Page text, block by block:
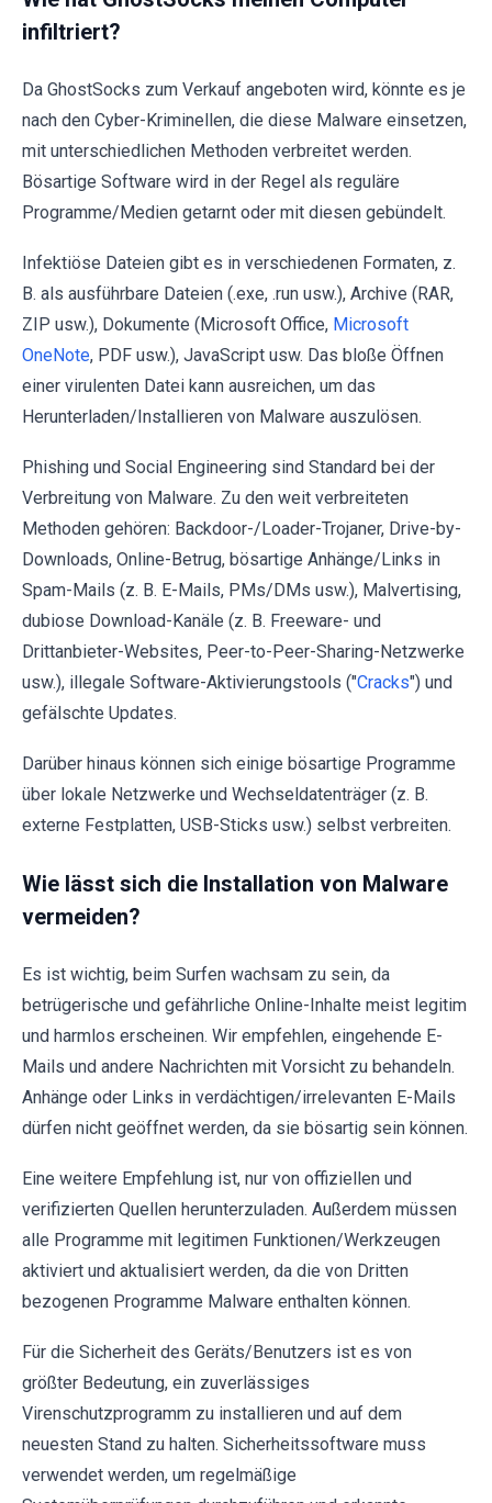
infiltriert?
Da GhostSocks zum Verkauf angeboten wird, könnte es je
nach den Cyber-Kriminellen, die diese Malware einsetzen,
mit unterschiedlichen Methoden verbreitet werden.
Bösartige Software wird in der Regel als reguläre
Programme/Medien getarnt oder mit diesen gebündelt.
Infektiöse Dateien gibt es in verschiedenen Formaten, z.
B. als ausführbare Dateien (.exe, .run usw.), Archive (RAR,
ZIP usw.), Dokumente (Microsoft Office, Microsoft
OneNote, PDF usw.), JavaScript usw. Das bloße Öffnen
einer virulenten Datei kann ausreichen, um das
Herunterladen/Installieren von Malware auszulösen.
Phishing und Social Engineering sind Standard bei der
Verbreitung von Malware. Zu den weit verbreiteten
Methoden gehören: Backdoor-/Loader-Trojaner, Drive-by-
Downloads, Online-Betrug, bösartige Anhänge/Links in
Spam-Mails (z. B. E-Mails, PMs/DMs usw.), Malvertising,
dubiose Download-Kanäle (z. B. Freeware- und
Drittanbieter-Websites, Peer-to-Peer-Sharing-Netzwerke
usw.), illegale Software-Aktivierungstools ("Cracks") und
gefälschte Updates.
Darüber hinaus können sich einige bösartige Programme
über lokale Netzwerke und Wechseldatenträger (z. B.
externe Festplatten, USB-Sticks usw.) selbst verbreiten.
Wie lässt sich die Installation von Malware
vermeiden?
Es ist wichtig, beim Surfen wachsam zu sein, da
betrügerische und gefährliche Online-Inhalte meist legitim
und harmlos erscheinen. Wir empfehlen, eingehende E-
Mails und andere Nachrichten mit Vorsicht zu behandeln.
Anhänge oder Links in verdächtigen/irrelevanten E-Mails
dürfen nicht geöffnet werden, da sie bösartig sein können.
Eine weitere Empfehlung ist, nur von offiziellen und
verifizierten Quellen herunterzuladen. Außerdem müssen
alle Programme mit legitimen Funktionen/Werkzeugen
aktiviert und aktualisiert werden, da die von Dritten
bezogenen Programme Malware enthalten können.
Für die Sicherheit des Geräts/Benutzers ist es von
größter Bedeutung, ein zuverlässiges
Virenschutzprogramm zu installieren und auf dem
neuesten Stand zu halten. Sicherheitssoftware muss
verwendet werden, um regelmäßige